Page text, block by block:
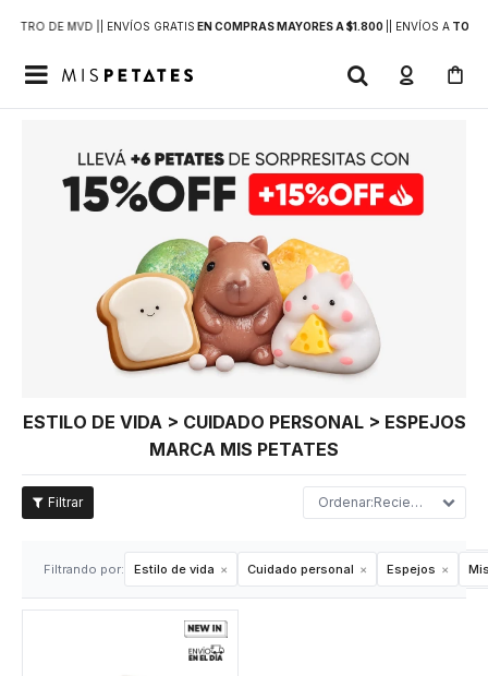
DE MVD | | ENVÍOS GRATIS EN COMPRAS MAYORES A $1.800 | ENVÍOS ATODO

ESTILO DE VIDA > CUIDADO PERSONAL > ESPEJOS
MARCA MIS PETATES
Recientes
Filtrando por: Estilo de vida Cuidado personal Espejos